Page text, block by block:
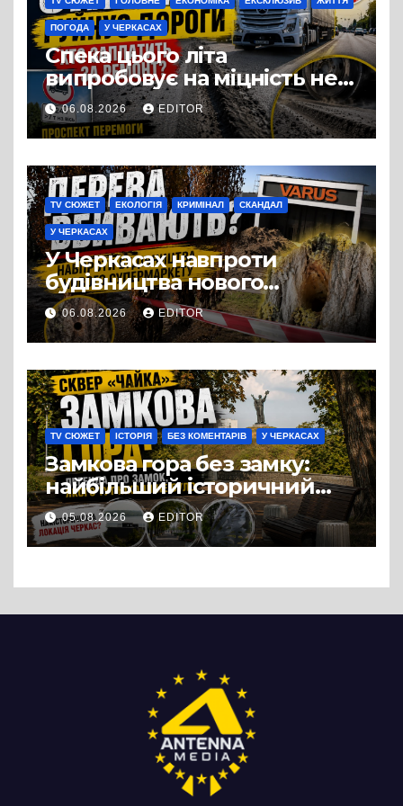
ПОГОДА У ЧЕРКАСАХ
Спека цього літа
випробовує на міцність не
лише людей, а й дороги
Черкас
06.08.2026 EDITOR
TV СЮЖЕТ ЕКОЛОГІЯ КРИМІНАЛ СКАНДАЛ
У ЧЕРКАСАХ
У Черкасах навпроти
будівництва нового
супермаркету VARUS на
проспекті Перемоги всохли
дерева. І це навряд чи
можна назвати
випадковістю
06.08.2026 EDITOR
TV СЮЖЕТ ІСТОРІЯ БЕЗ КОМЕНТАРІВ У ЧЕРКАСАХ
Замкова гора без замку:
найбільший історичний
міф Черкас
05.08.2026 EDITOR